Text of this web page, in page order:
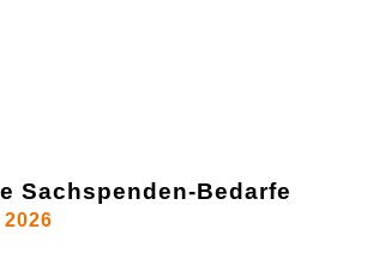
Sachspenden-Bedarfe